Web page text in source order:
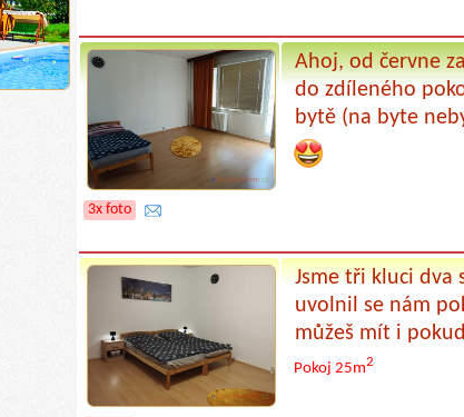
3x foto
Ahoj, od červne
do zdíleného
bytě (na byte
Jsme tři kluci
uvolnil se nám
můžeš mít i
Pokoj 25m2